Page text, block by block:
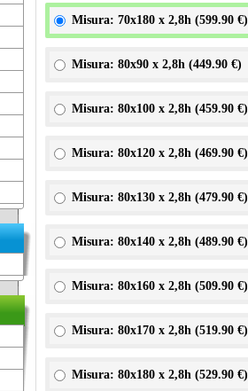
Misura: 70x180 x 2,8h (599.90 €)
Misura: 80x90 x 2,8h (449.90 €)
Misura: 80x100 x 2,8h (459.90 €)
Misura: 80x120 x 2,8h (469.90 €)
Misura: 80x130 x 2,8h (479.90 €)
Misura: 80x140 x 2,8h (489.90 €)
Misura: 80x160 x 2,8h (509.90 €)
Misura: 80x170 x 2,8h (519.90 €)
Misura: 80x180 x 2,8h (529.90 €)